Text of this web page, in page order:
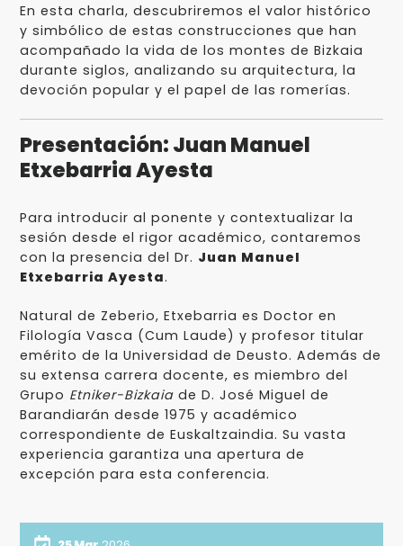
En esta charla, descubriremos el valor histórico
y simbólico de estas construcciones que han
acompañado la vida de los montes de Bizkaia
durante siglos, analizando su arquitectura, la
devoción popular y el papel de las romerías.
Presentación: Juan Manuel
Etxebarria Ayesta
Para introducir al ponente y contextualizar la
sesión desde el rigor académico, contaremos
con la presencia del Dr. Juan Manuel
Etxebarria Ayesta.
Natural de Zeberio, Etxebarria es Doctor en
Filología Vasca (Cum Laude) y profesor titular
emérito de la Universidad de Deusto. Además de
su extensa carrera docente, es miembro del
Grupo Etniker-Bizkaia de D. José Miguel de
Barandiarán desde 1975 y académico
correspondiente de Euskaltzaindia. Su vasta
experiencia garantiza una apertura de
excepción para esta conferencia.